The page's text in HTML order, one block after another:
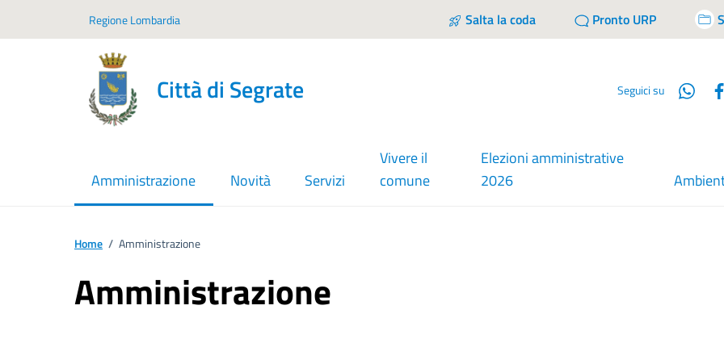
Regione Lombardia Salta la coda Pronto URP
Città di Segrate Seguici su
Amministrazione
menu selezionato Novità Servizi
Vivere il
comune
Elezioni amministrative
2026
Home / Amministrazione
Amministrazione